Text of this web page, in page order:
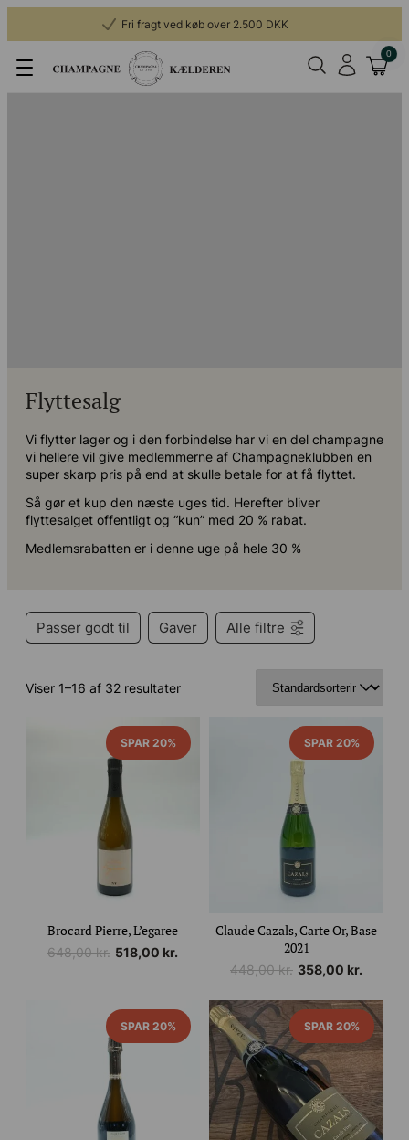
Fri fragt ved køb over 2.500 DKK
0
Flyttesalg
Vi flytter lager og i den forbindelse har vi en del champagne
vi hellere vil give medlemmerne af Champagneklubben en
super skarp pris på end at skulle betale for at få flyttet.
Så gør et kup den næste uges tid. Herefter bliver
flyttesalget offentligt og “kun” med 20 % rabat.
Medlemsrabatten er i denne uge på hele 30 %
Passer godt til Gaver Alle filtre
Viser 1–16 af 32 resultater
SPAR 20%
Brocard Pierre, L’egaree
648,00kr. Den
var:
648,00 kr..
518,00 kr.
Den
er:
518,00 kr..
SPAR 20%
Claude Cazals, Carte Or, Base
2021
448,00kr. Den
pris
var:
448,00 kr..
358,00 kr.
Den
pris
er:
358,00 kr..
SPAR 20% SPAR 20%